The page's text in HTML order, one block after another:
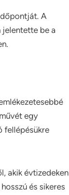
A
be a
egy
fellépésükre
akik évtizedeken
és sikeres